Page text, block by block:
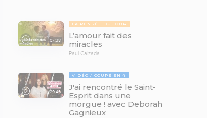
07:38
LA PENSÉE DU JOUR
L’amour fait des
miracles
Paul Calzada
29:46
VIDÉO COUPÉ EN 4
J'ai rencontré le Saint-
Esprit dans une
morgue ! avec Deborah
Gagnieux